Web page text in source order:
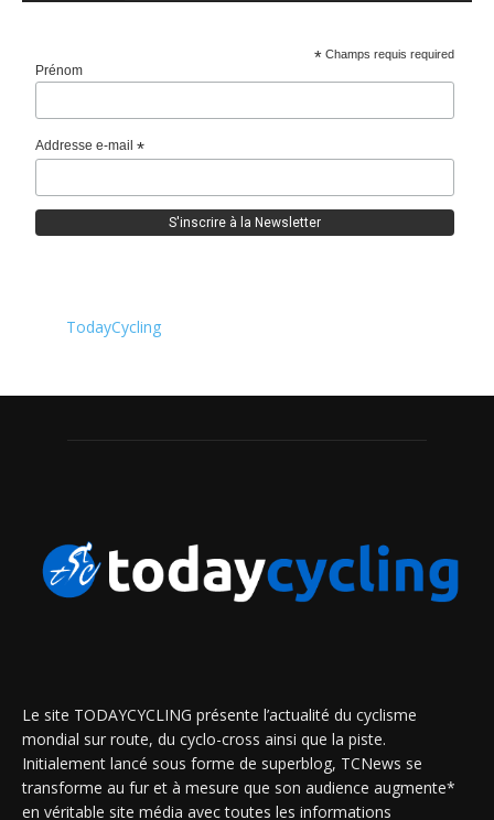
* Champs requis required
Prénom
Addresse e-mail*
TodayCycling
Le site TODAYCYCLING présente l’actualité du cyclisme
mondial sur route, du cyclo-cross ainsi que la piste.
Initialement lancé sous forme de superblog, TCNews se
transforme au fur et à mesure que son audience augmente*
en véritable site média avec toutes les informations